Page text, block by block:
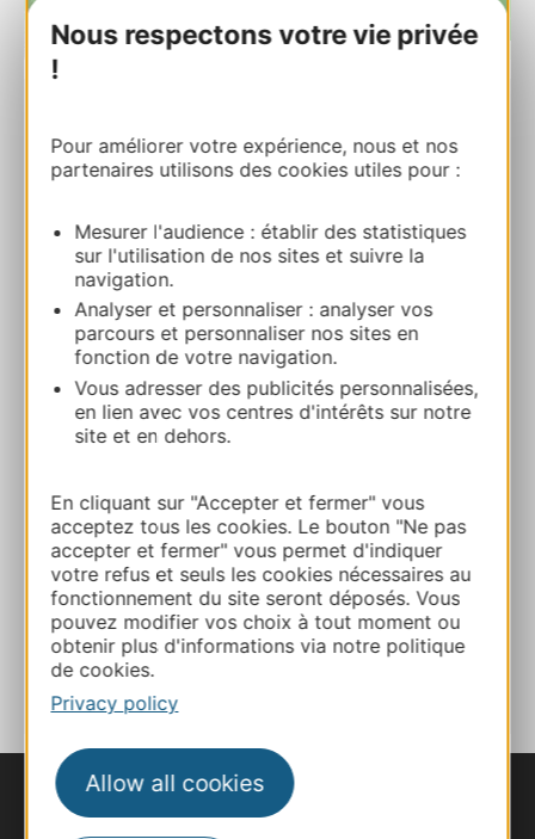
Nous respectons votre vie privée
!
Pour améliorer votre expérience, nous et nos
partenaires utilisons des cookies utiles pour :
Mesurer l'audience : établir des statistiques
sur l'utilisation de nos sites et suivre la
navigation.
Analyser et personnaliser : analyser vos
parcours et personnaliser nos sites en
fonction de votre navigation.
Vous adresser des publicités personnalisées,
en lien avec vos centres d'intérêts sur notre
site et en dehors.
En cliquant sur "Accepter et fermer" vous
acceptez tous les cookies. Le bouton "Ne pas
accepter et fermer" vous permet d'indiquer
votre refus et seuls les cookies nécessaires au
fonctionnement du site seront déposés. Vous
pouvez modifier vos choix à tout moment ou
obtenir plus d'informations via notre politique
de cookies.
Privacy policy
Allow all cookies
Leaflet | Map data ©OpenStreetMap contributors
Avenue du Pont du Gard – Site du Pont du
Gard – Rive droite 30210 VERS-PONT-DU-
Route & access
04 66 63 91 37
E-mail
Website
Facebook
ADD TO FAVORITES